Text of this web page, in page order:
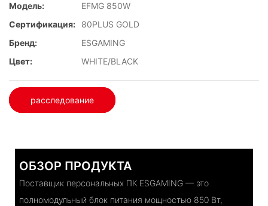
Модель:
EFMG 850W
Сертификация:
80PLUS GOLD
Бренд:
ESGAMING
Цвет:
WHITE/BLACK
расследование
ОБЗОР ПРОДУКТА
Поставщик персональных ПК ESGAMING — это
полномодульный блок питания мощностью 850 Вт,